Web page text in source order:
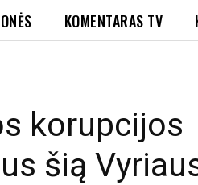
KOMENTARAS TV
voratinkliui apraizgius šią Vyriausybę,
korupcijos
šią